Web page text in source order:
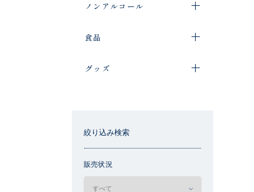
ノンアルコール
食品
グッズ
絞り込み検索
販売状況